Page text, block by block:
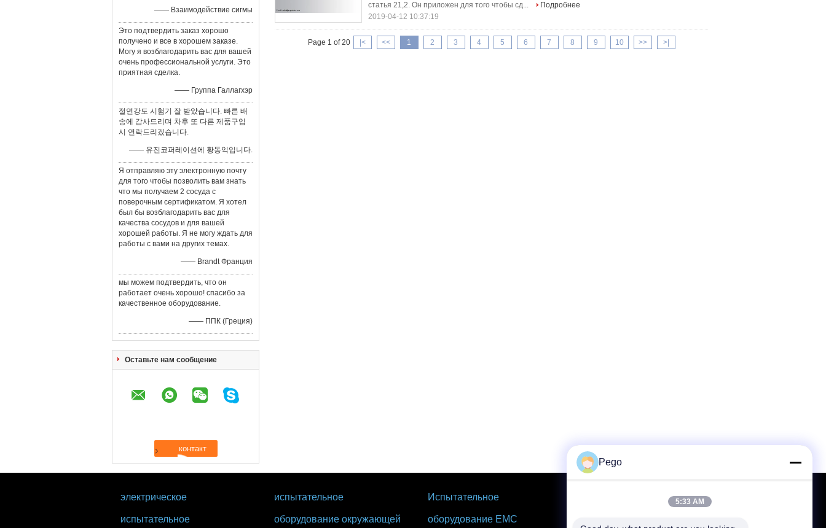
—— Взаимодействие сигмы
Это подтвердить заказ хорошо
получено и все в хорошем заказе.
Могу я возблагодарить вас для вашей
очень профессиональной услуги. Это
приятная сделка.
—— Группа Галлагхэр
절연강도 시험기 잘 받았습니다. 빠른 배
송에 감사드리며 차후 또 다른 제품구입
시 연락드리겠습니다.
—— 유진코퍼레이션에 황동익입니다.
Я отправляю эту электронную почту
для того чтобы позволить вам знать
что мы получаем 2 сосуда с
поверочным сертификатом. Я хотел
был бы возблагодарить вас для
качества сосудов и для вашей
хорошей работы. Я не могу ждать для
работы с вами на других темах.
—— Brandt Франция
мы можем подтвердить, что он
работает очень хорошо! спасибо за
качественное оборудование.
—— ППК (Греция)
Оставьте нам сообщение
статья 21,2. Он приложен для того чтобы сд...
Подробнее
2019-04-12 10:37:19
Page 1 of 20 |< << 1 2 3 4 5 6 7 8 9 10 >> >|
электрическое
испытательное
испытательное
оборудование окружающей
Испытательное
оборудование EMC
Pego
5:33 AM